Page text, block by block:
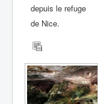
depuis le refuge
de Nice.